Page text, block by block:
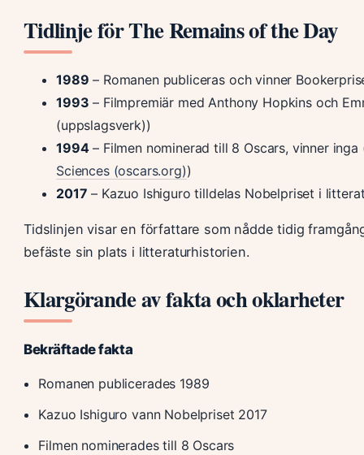
Tidlinje för The Remains of the Day
1989 – Romanen publiceras och vinner
1993 – Filmpremiär med Anthony Hopkins och
(uppslagsverk))
1994– Filmen nominerad till 8 Oscars, vinner inga
Sciences (oscars.org))
2017 – Kazuo Ishiguro tilldelas Nobelpriset i
Tidslinjen visar en författare som nådde tidig
befäste sin plats i litteraturhistorien.
Klargörande av fakta och oklarheter
Bekräftade fakta
Romanen publicerades 1989
Kazuo Ishiguro vann Nobelpriset 2017
Filmen nominerades till 8 Oscars